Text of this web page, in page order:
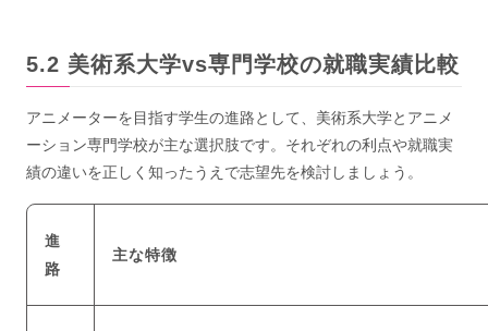
美術系大学vs専門学校の就職実績比較
アニメーターを目指す学生の進路として、美術系大学とアニメ
ーション専門学校が主な選択肢です。それぞれの利点や就職実
績の違いを正しく知ったうえで志望先を検討しましょう。
進
路
主な特徴